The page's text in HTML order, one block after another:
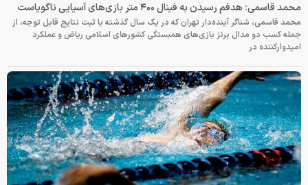
محمد قاسمی: هدفم رسیدن به فینال ۴۰۰ متر بازی‌های آسیایی ناگویاست
محمد قاسمی، شناگر آینده‌دار تهران که در یک سال گذشته با ثبت نتایج قابل توجه، از
جمله کسب دو مدال برنز بازی‌های همبستگی کشورهای اسلامی ریاض و عملکرد
امیدوارکننده در